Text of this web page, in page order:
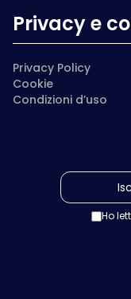
Privacy e
Privacy Policy
Cookie
Condizioni d’uso
Ho